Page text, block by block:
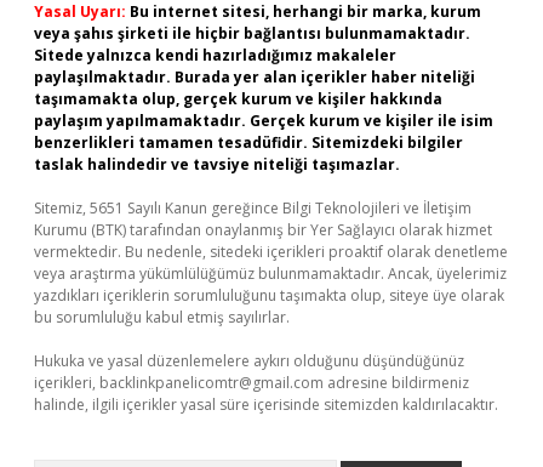
Yasal Uyarı: Bu internet sitesi, herhangi bir marka, kurum
veya şahıs şirketi ile hiçbir bağlantısı bulunmamaktadır.
Sitede yalnızca kendi hazırladığımız makaleler
paylaşılmaktadır. Burada yer alan içerikler haber niteliği
taşımamakta olup, gerçek kurum ve kişiler hakkında
paylaşım yapılmamaktadır. Gerçek kurum ve kişiler ile isim
benzerlikleri tamamen tesadüfidir. Sitemizdeki bilgiler
taslak halindedir ve tavsiye niteliği taşımazlar.
Sitemiz, 5651 Sayılı Kanun gereğince Bilgi Teknolojileri ve İletişim
Kurumu (BTK) tarafından onaylanmış bir Yer Sağlayıcı olarak hizmet
vermektedir. Bu nedenle, sitedeki içerikleri proaktif olarak denetleme
veya araştırma yükümlülüğümüz bulunmamaktadır. Ancak, üyelerimiz
yazdıkları içeriklerin sorumluluğunu taşımakta olup, siteye üye olarak
bu sorumluluğu kabul etmiş sayılırlar.
Hukuka ve yasal düzenlemelere aykırı olduğunu düşündüğünüz
içerikleri, backlinkpanelicomtr@gmail.com adresine bildirmeniz
halinde, ilgili içerikler yasal süre içerisinde sitemizden kaldırılacaktır.